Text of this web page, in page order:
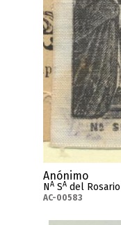
Anónimo
NA SA del Rosario
AC-00583